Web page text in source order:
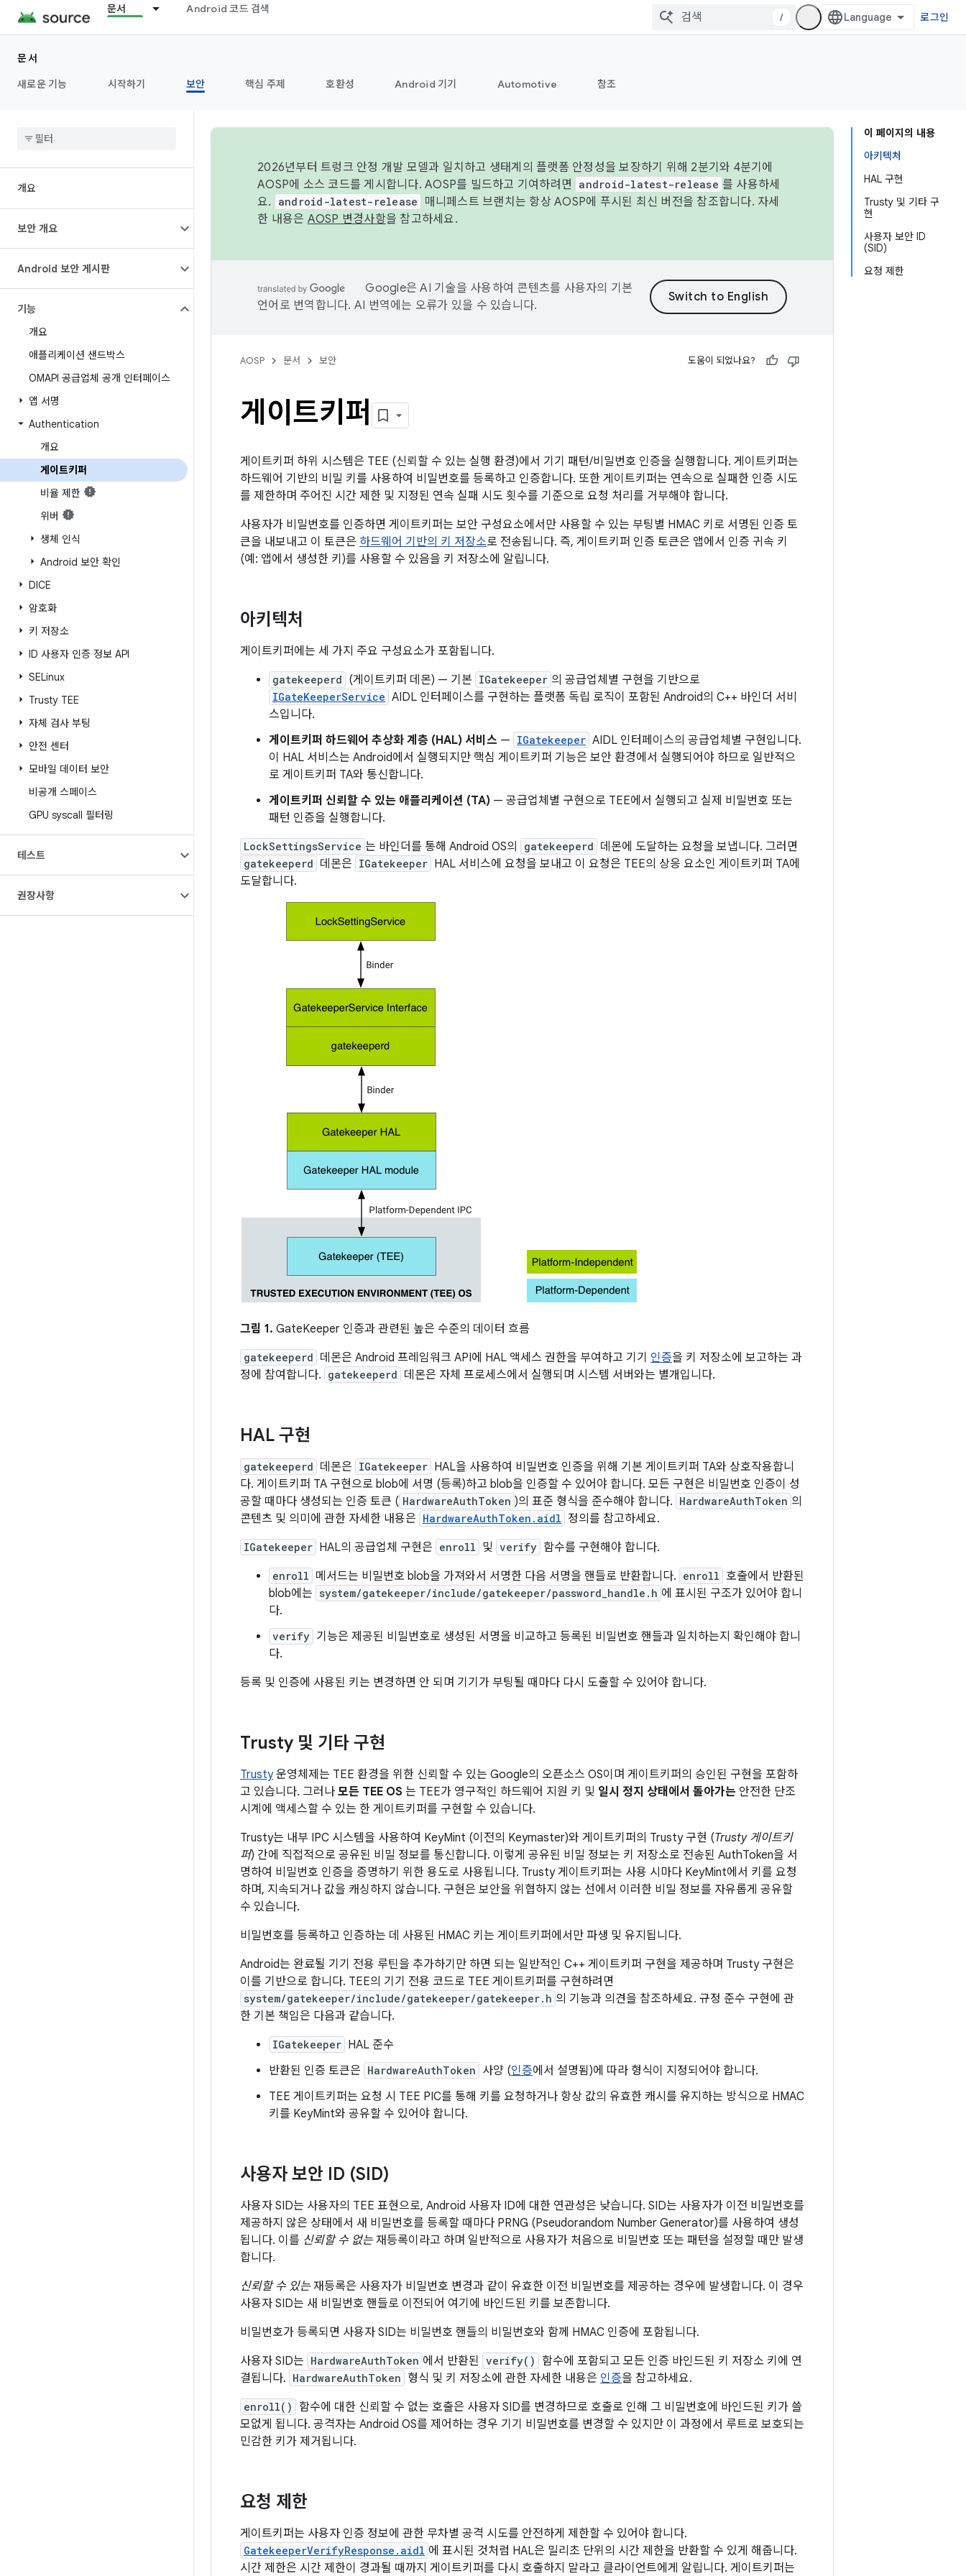
문서 Android 코드 검색
/ 로그인
문서
새로운 기능
시작하기 보안 핵심 주제 호환성 Android 기기 Automotive 참조
개요
보안 개요
Android 보안 게시판
기능
개요
애플리케이션 샌드박스
OMAPI 공급업체 공개 인터페이스
앱 서명
Authentication
개요
게이트키퍼
비율 제한
위버
생체 인식
Android 보안 확인
DICE
암호화
키 저장소
ID 사용자 인증 정보 API
SELinux
Trusty TEE
자체 검사 부팅
안전 센터
모바일 데이터 보안
비공개 스페이스
GPU syscall 필터링
테스트
권장사항
이 페이지의 내용
아키텍처
HAL 구현
Trusty 및 기타 구
현
사용자 보안 ID
(SID)
요청 제한
2026년부터 트렁크 안정 개발 모델과 일치하고 생태계의 플랫폼 안정성을 보장하기 위해 2분기와 4분기에
AOSP에 소스 코드를 게시합니다. AOSP를 빌드하고 기여하려면
android-latest-release 를 사용하세
요.
android-latest-release
매니페스트 브랜치는 항상 AOSP에 푸시된 최신 버전을 참조합니다. 자세
한 내용은 AOSP 변경사항을 참고하세요.
Google은 AI 기술을 사용하여 콘텐츠를 사용자의 기본
언어로 번역합니다. AI 번역에는 오류가 있을 수 있습니다.
AOSP 문서 보안 도움이 되었나요?
게이트키퍼
게이트키퍼 하위 시스템은 TEE (신뢰할 수 있는 실행 환경)에서 기기 패턴/비밀번호 인증을 실행합니다. 게이트키퍼는
하드웨어 기반의 비밀 키를 사용하여 비밀번호를 등록하고 인증합니다. 또한 게이트키퍼는 연속으로 실패한 인증 시도
를 제한하며 주어진 시간 제한 및 지정된 연속 실패 시도 횟수를 기준으로 요청 처리를 거부해야 합니다.
사용자가 비밀번호를 인증하면 게이트키퍼는 보안 구성요소에서만 사용할 수 있는 부팅별 HMAC 키로 서명된 인증 토
큰을 내보내고 이 토큰은 하드웨어 기반의 키 저장소로 전송됩니다. 즉, 게이트키퍼 인증 토큰은 앱에서 인증 귀속 키
(예: 앱에서 생성한 키)를 사용할 수 있음을 키 저장소에 알립니다.
아키텍처
게이트키퍼에는 세 가지 주요 구성요소가 포함됩니다.
gatekeeperd (게이트키퍼 데몬) — 기본 IGatekeeper 의 공급업체별 구현을 기반으로
IGateKeeperService AIDL 인터페이스를 구현하는 플랫폼 독립 로직이 포함된 Android의 C++ 바인더 서비
스입니다.
게이트키퍼 하드웨어 추상화 계층 (HAL) 서비스 — IGatekeeper AIDL 인터페이스의 공급업체별 구현입니다.
이 HAL 서비스는 Android에서 실행되지만 핵심 게이트키퍼 기능은 보안 환경에서 실행되어야 하므로 일반적으
로 게이트키퍼 TA와 통신합니다.
게이트키퍼 신뢰할 수 있는 애플리케이션 (TA) — 공급업체별 구현으로 TEE에서 실행되고 실제 비밀번호 또는
패턴 인증을 실행합니다.
LockSettingsService 는 바인더를 통해 Android OS의 gatekeeperd 데몬에 도달하는 요청을 보냅니다. 그러면
gatekeeperd 데몬은 IGatekeeper HAL 서비스에 요청을 보내고 이 요청은 TEE의 상응 요소인 게이트키퍼 TA에
도달합니다.
그림 1. GateKeeper 인증과 관련된 높은 수준의 데이터 흐름
gatekeeperd 데몬은 Android 프레임워크 API에 HAL 액세스 권한을 부여하고 기기 인증을 키 저장소에 보고하는 과
정에 참여합니다. gatekeeperd 데몬은 자체 프로세스에서 실행되며 시스템 서버와는 별개입니다.
HAL 구현
gatekeeperd 데몬은 IGatekeeper HAL을 사용하여 비밀번호 인증을 위해 기본 게이트키퍼 TA와 상호작용합니
다. 게이트키퍼 TA 구현으로 blob에 서명 (등록)하고 blob을 인증할 수 있어야 합니다. 모든 구현은 비밀번호 인증이 성
공할 때마다 생성되는 인증 토큰 ( HardwareAuthToken )의 표준 형식을 준수해야 합니다. HardwareAuthToken 의
콘텐츠 및 의미에 관한 자세한 내용은 HardwareAuthToken.aidl 정의를 참고하세요.
IGatekeeper HAL의 공급업체 구현은 enroll 및 verify 함수를 구현해야 합니다.
enroll 메서드는 비밀번호 blob을 가져와서 서명한 다음 서명을 핸들로 반환합니다. enroll 호출에서 반환된
blob에는 system/gatekeeper/include/gatekeeper/password_handle.h 에 표시된 구조가 있어야 합니
다.
verify 기능은 제공된 비밀번호로 생성된 서명을 비교하고 등록된 비밀번호 핸들과 일치하는지 확인해야 합니
다.
등록 및 인증에 사용된 키는 변경하면 안 되며 기기가 부팅될 때마다 다시 도출할 수 있어야 합니다.
Trusty 및 기타 구현
Trusty운영체제는 TEE 환경을 위한 신뢰할 수 있는 Google의 오픈소스 OS이며 게이트키퍼의 승인된 구현을 포함하
고 있습니다. 그러나 모든 TEE OS 는 TEE가 영구적인 하드웨어 지원 키 및 일시 정지 상태에서 돌아가는 안전한 단조
시계에 액세스할 수 있는 한 게이트키퍼를 구현할 수 있습니다.
Trusty는 내부 IPC 시스템을 사용하여 KeyMint (이전의 Keymaster)와 게이트키퍼의 Trusty 구현 (Trusty 게이트키
퍼) 간에 직접적으로 공유된 비밀 정보를 통신합니다. 이렇게 공유된 비밀 정보는 키 저장소로 전송된 AuthToken을 서
명하여 비밀번호 인증을 증명하기 위한 용도로 사용됩니다. Trusty 게이트키퍼는 사용 시마다 KeyMint에서 키를 요청
하며, 지속되거나 값을 캐싱하지 않습니다. 구현은 보안을 위협하지 않는 선에서 이러한 비밀 정보를 자유롭게 공유할
수 있습니다.
비밀번호를 등록하고 인증하는 데 사용된 HMAC 키는 게이트키퍼에서만 파생 및 유지됩니다.
Android는 완료될 기기 전용 루틴을 추가하기만 하면 되는 일반적인 C++ 게이트키퍼 구현을 제공하며 Trusty 구현은
이를 기반으로 합니다. TEE의 기기 전용 코드로 TEE 게이트키퍼를 구현하려면
system/gatekeeper/include/gatekeeper/gatekeeper.h 의 기능과 의견을 참조하세요. 규정 준수 구현에 관
한 기본 책임은 다음과 같습니다.
IGatekeeper HAL 준수
반환된 인증 토큰은 HardwareAuthToken 사양 (인증에서 설명됨)에 따라 형식이 지정되어야 합니다.
TEE 게이트키퍼는 요청 시 TEE PIC를 통해 키를 요청하거나 항상 값의 유효한 캐시를 유지하는 방식으로 HMAC
키를 KeyMint와 공유할 수 있어야 합니다.
사용자 보안 ID (SID)
사용자 SID는 사용자의 TEE 표현으로, Android 사용자 ID에 대한 연관성은 낮습니다. SID는 사용자가 이전 비밀번호를
제공하지 않은 상태에서 새 비밀번호를 등록할 때마다 PRNG (Pseudorandom Number Generator)를 사용하여 생성
됩니다. 이를 신뢰할 수 없는재등록이라고 하며 일반적으로 사용자가 처음으로 비밀번호 또는 패턴을 설정할 때만 발생
합니다.
신뢰할 수 있는재등록은 사용자가 비밀번호 변경과 같이 유효한 이전 비밀번호를 제공하는 경우에 발생합니다. 이 경우
사용자 SID는 새 비밀번호 핸들로 이전되어 여기에 바인드된 키를 보존합니다.
비밀번호가 등록되면 사용자 SID는 비밀번호 핸들의 비밀번호와 함께 HMAC 인증에 포함됩니다.
사용자 SID는 HardwareAuthToken 에서 반환된 verify()
함수에 포함되고 모든 인증 바인드된 키 저장소 키에 연
결됩니다. HardwareAuthToken 형식 및 키 저장소에 관한 자세한 내용은 인증을 참고하세요.
enroll()
함수에 대한 신뢰할 수 없는 호출은 사용자 SID를 변경하므로 호출로 인해 그 비밀번호에 바인드된 키가 쓸
모없게 됩니다. 공격자는 Android OS를 제어하는 경우 기기 비밀번호를 변경할 수 있지만 이 과정에서 루트로 보호되는
민감한 키가 제거됩니다.
요청 제한
게이트키퍼는 사용자 인증 정보에 관한 무차별 공격 시도를 안전하게 제한할 수 있어야 합니다.
GatekeeperVerifyResponse.aidl 에 표시된 것처럼 HAL은 밀리초 단위의 시간 제한을 반환할 수 있게 해줍니다.
시간 제한은 시간 제한이 경과될 때까지 게이트키퍼를 다시 호출하지 말라고 클라이언트에게 알립니다. 게이트키퍼는